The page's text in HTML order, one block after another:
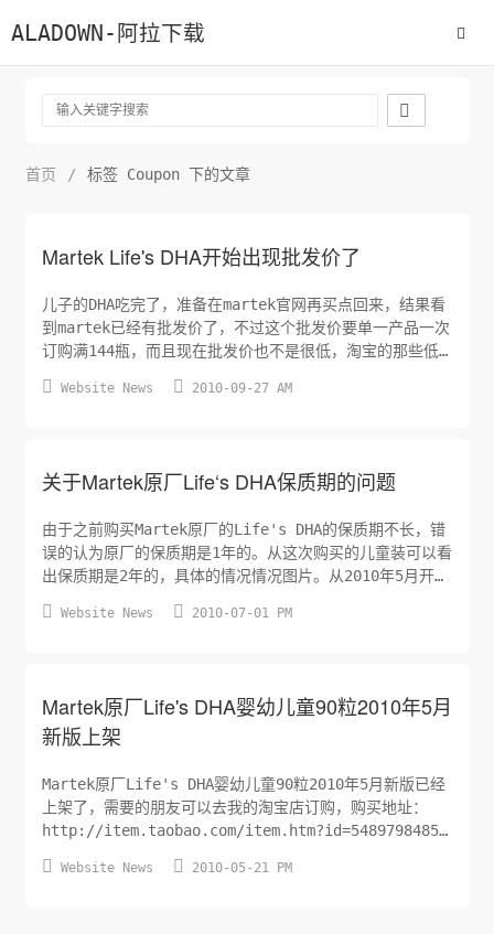
ALADOWN-阿拉下载

首页 / 标签 Coupon 下的文章
Martek Life's DHA开始出现批发价了
儿子的DHA吃完了，准备在martek官网再买点回来，结果看
到martek已经有批发价了，不过这个批发价要单一产品一次
订购满144瓶，而且现在批发价也不是很低，淘宝的那些低
 Website News  2010-09-27 AM
关于Martek原厂Life‘s DHA保质期的问题
由于之前购买Martek原厂的Life's DHA的保质期不长，错
误的认为原厂的保质期是1年的。从这次购买的儿童装可以看
出保质期是2年的，具体的情况情况图片。从2010年5月开始
外包装箱标签上的生产批号（LOT NO.）应该和产品标签上
 Website News  2010-07-01 PM
Martek原厂Life's DHA婴幼儿童90粒2010年5月
新版上架
Martek原厂Life's DHA婴幼儿童90粒2010年5月新版已经
上架了，需要的朋友可以去我的淘宝店订购，购买地址：
http://item.taobao.com/item.htm?id=5489798485
100521，在购买的时候告诉店主，每瓶可以优惠8元。这个
 Website News  2010-05-21 PM